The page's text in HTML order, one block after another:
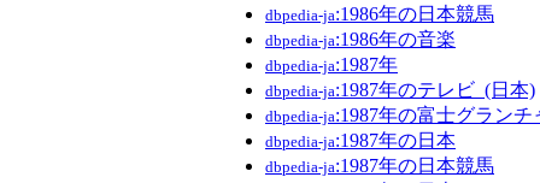
dbpedia-ja:1986年の日本競馬
dbpedia-ja:1986年の音楽
dbpedia-ja:1987年
dbpedia-ja:1987年のテレビ_(日本)
dbpedia-ja:1987年の富士グラン
dbpedia-ja:1987年の日本
dbpedia-ja:1987年の日本競馬